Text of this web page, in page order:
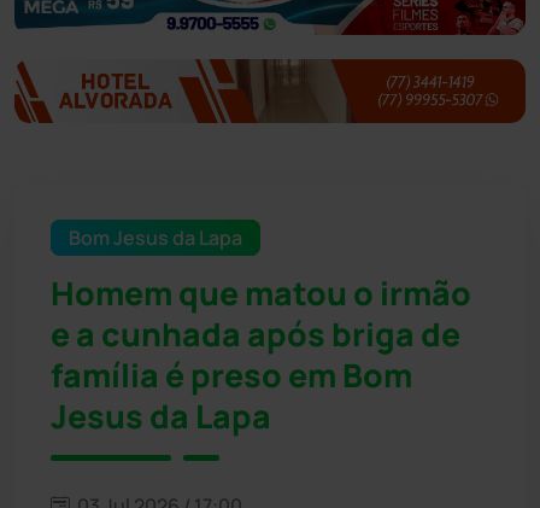
Bom Jesus da Lapa
Homem que matou o irmão
e a cunhada após briga de
família é preso em Bom
Jesus da Lapa